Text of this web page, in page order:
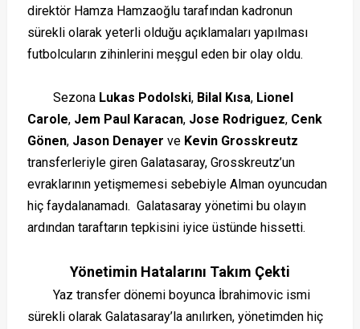
direktör Hamza Hamzaoğlu tarafından kadronun
sürekli olarak yeterli olduğu açıklamaları yapılması
futbolcuların zihinlerini meşgul eden bir olay oldu.
SezonaLukas Podolski, Bilal Kısa, Lionel
Carole, Jem Paul Karacan, Jose Rodriguez, Cenk
Gönen, Jason Denayer ve Kevin Grosskreutz
transferleriyle giren Galatasaray, Grosskreutz’un
evraklarının yetişmemesi sebebiyle Alman oyuncudan
hiç faydalanamadı. Galatasaray yönetimi bu olayın
ardından taraftarın tepkisini iyice üstünde hissetti.
Yönetimin Hatalarını Takım Çekti
Yaz transfer dönemi boyunca İbrahimovic ismi
sürekli olarak Galatasaray’la anılırken, yönetimden hiç